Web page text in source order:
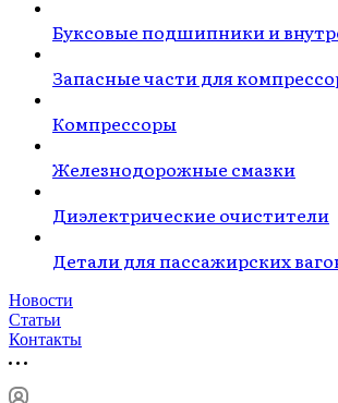
Буксовые подшипники и
Запасные части для
Компрессоры
Железнодорожные смазки
Диэлектрические очистители
Детали для пассажирских
Новости
Статьи
Контакты